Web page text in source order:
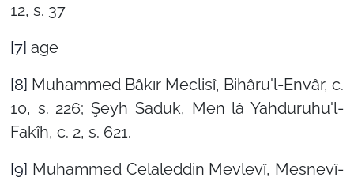
12, s. 37
[7] age
[8] Muhammed Bâkır Meclisî, Bihâru'l-Envâr, c.
10, s. 226; Şeyh Saduk, Men lâ Yahduruhu'l-
Fakîh, c. 2, s. 621.
[9] Muhammed Celaleddin Mevlevî, Mesnevî-